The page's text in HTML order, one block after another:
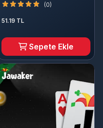
(0)
51.19 TL
Sepete Ekle